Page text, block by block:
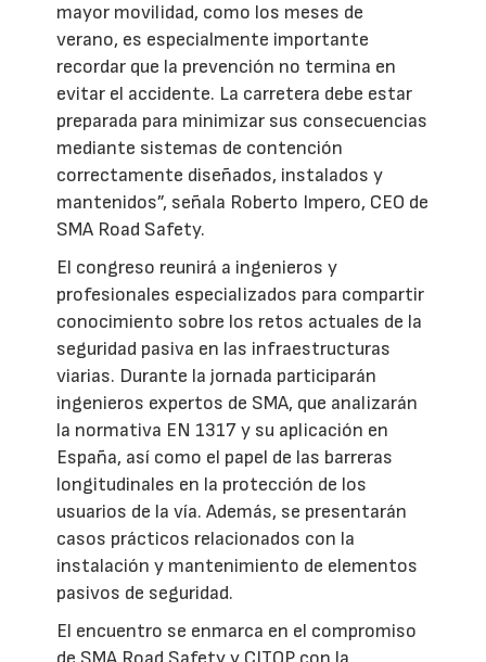
mayor movilidad, como los meses de
verano, es especialmente importante
recordar que la prevención no termina en
evitar el accidente. La carretera debe estar
preparada para minimizar sus consecuencias
mediante sistemas de contención
correctamente diseñados, instalados y
mantenidos”, señala Roberto Impero, CEO de
SMA Road Safety.
El congreso reunirá a ingenieros y
profesionales especializados para compartir
conocimiento sobre los retos actuales de la
seguridad pasiva en las infraestructuras
viarias. Durante la jornada participarán
ingenieros expertos de SMA, que analizarán
la normativa EN 1317 y su aplicación en
España, así como el papel de las barreras
longitudinales en la protección de los
usuarios de la vía. Además, se presentarán
casos prácticos relacionados con la
instalación y mantenimiento de elementos
pasivos de seguridad.
El encuentro se enmarca en el compromiso